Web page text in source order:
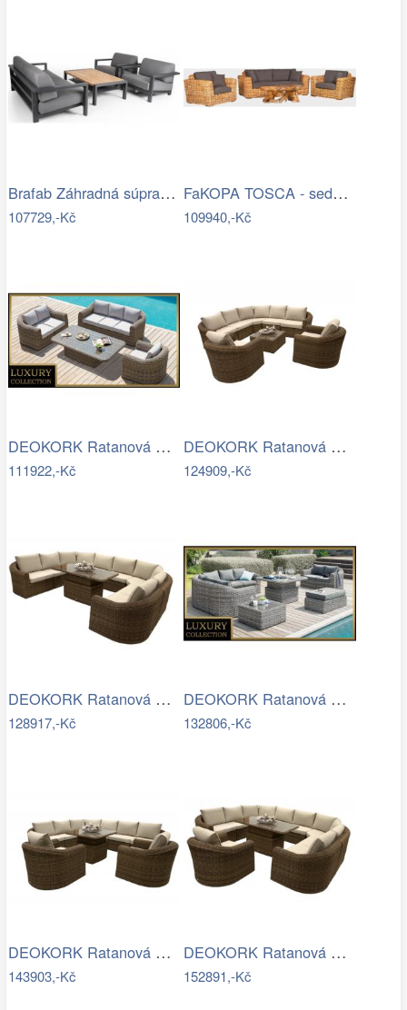
Brafab Záhradná súprava AMESDALE -…
107729,-Kč
FaKOPA TOSCA - sedací souprava Lucy Mdum
109940,-Kč
DEOKORK Ratanová modulová sestava…
111922,-Kč
DEOKORK Ratanová modulová sestava…
124909,-Kč
DEOKORK Ratanová modulová jídelní…
128917,-Kč
DEOKORK Ratanová modulová sestava…
132806,-Kč
DEOKORK Ratanová modulová sestava…
143903,-Kč
DEOKORK Ratanová modulová jídelní…
152891,-Kč